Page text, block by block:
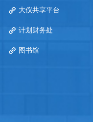
大仪共享平台
计划财务处
图书馆